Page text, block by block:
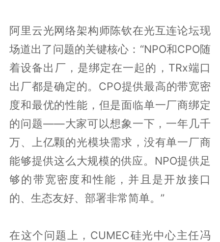
阿里云光网络架构师陈钦在光互连论坛现
场道出了问题的关键核心：“NPO和CPO随
着设备出厂，是绑定在一起的，TRx端口
出厂都是确定的。CPO提供最高的带宽密
度和最优的性能，但是面临单一厂商绑定
的问题——大家可以想象一下，一年几千
万、上亿颗的光模块需求，没有单一厂商
能够提供这么大规模的供应。NPO提供足
够的带宽密度和性能，并且是开放接口
的、生态友好、部署非常简单。”
在这个问题上，CUMEC硅光中心主任冯